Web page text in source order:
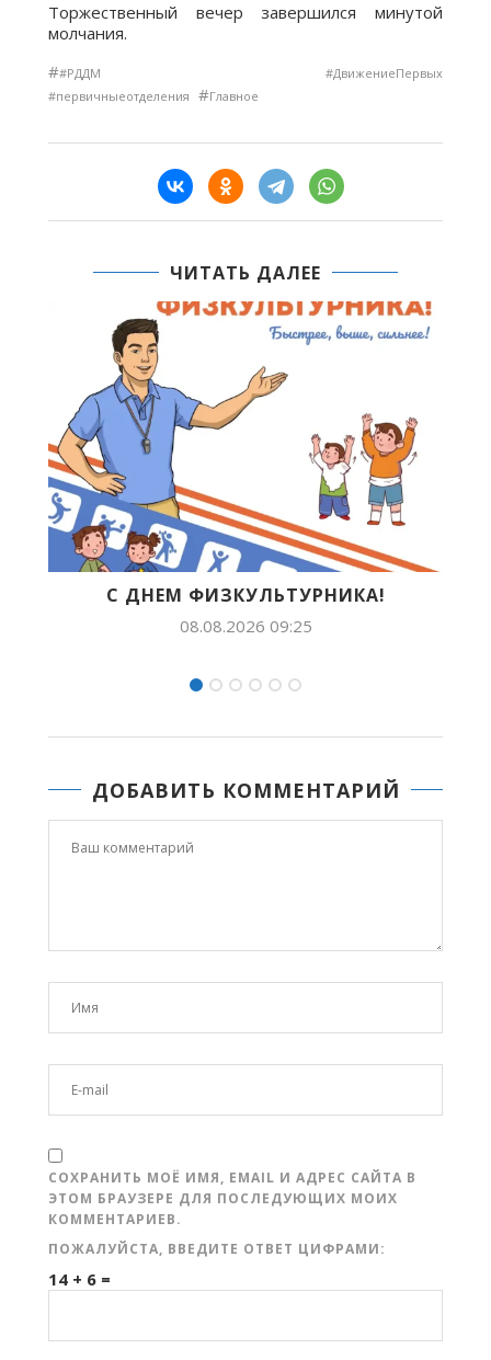
Торжественный вечер завершился минутой
молчания.
##РДДМ #ДвижениеПервых
#первичныеотделения #Главное
ЧИТАТЬ ДАЛЕЕ
БУДУЩЕЕ ЯКУТИИ В
ПОПОВА
ДОБАВИТЬ КОММЕНТАРИЙ
СОХРАНИТЬ МОЁ ИМЯ, EMAIL И АДРЕС САЙТА В
ЭТОМ БРАУЗЕРЕ ДЛЯ ПОСЛЕДУЮЩИХ МОИХ
КОММЕНТАРИЕВ.
ПОЖАЛУЙСТА, ВВЕДИТЕ ОТВЕТ ЦИФРАМИ:
14 + 6 =